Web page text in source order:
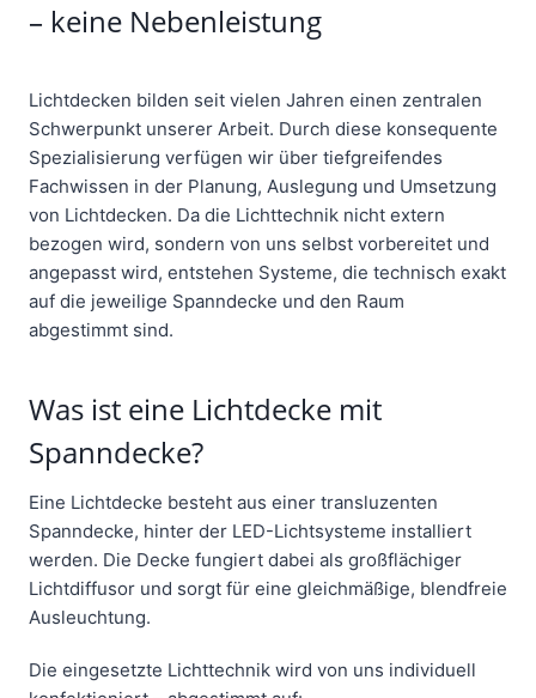
– keine Nebenleistung
Lichtdecken bilden seit vielen Jahren einen zentralen
Schwerpunkt unserer Arbeit. Durch diese konsequente
Spezialisierung verfügen wir über tiefgreifendes
Fachwissen in der Planung, Auslegung und Umsetzung
von Lichtdecken. Da die Lichttechnik nicht extern
bezogen wird, sondern von uns selbst vorbereitet und
angepasst wird, entstehen Systeme, die technisch exakt
auf die jeweilige Spanndecke und den Raum
abgestimmt sind.
Was ist eine Lichtdecke mit
Spanndecke?
Eine Lichtdecke besteht aus einer transluzenten
Spanndecke, hinter der LED-Lichtsysteme installiert
werden. Die Decke fungiert dabei als großflächiger
Lichtdiffusor und sorgt für eine gleichmäßige, blendfreie
Ausleuchtung.
Die eingesetzte Lichttechnik wird von uns individuell